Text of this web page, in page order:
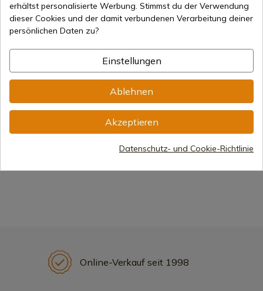
Produkt anzeigen
7-15 Tage Versand
Produkt anzeigen
CAMELBAK ACU
7-15 Tage Versand
13,99 €
Online-Verkauf seit 1998
erhältst personalisierte Werbung. Stimmst du der Verwendung
dieser Cookies und der damit verbundenen Verarbeitung deiner
persönlichen Daten zu?
Einstellungen
Ablehnen
Akzeptieren
Datenschutz- und Cookie-Richtlinie